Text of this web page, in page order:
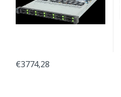
€3774,28